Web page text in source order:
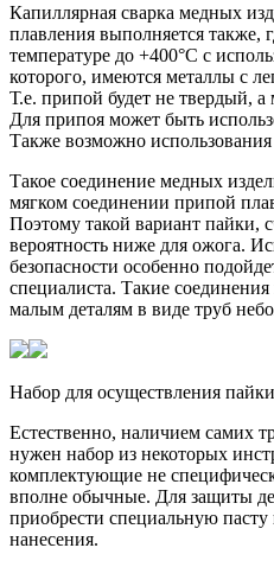
Капиллярная сварка медных
плавления выполняется также,
температуре до +400°C с
которого, имеются металлы с
Т.е. припой будет не твердый,
Для припоя может быть
Также возможно
Такое соединение медных
мягком соединении припой
Поэтому такой вариант пайки,
вероятность ниже для ожога.
безопасности особенно
специалиста. Такие
малым деталям в виде труб
Набор для осуществления пайки
Естественно, наличием самих
нужен набор из некоторых
комплектующие не
вполне обычные. Для защиты
приобрести специальную пасту
нанесения.